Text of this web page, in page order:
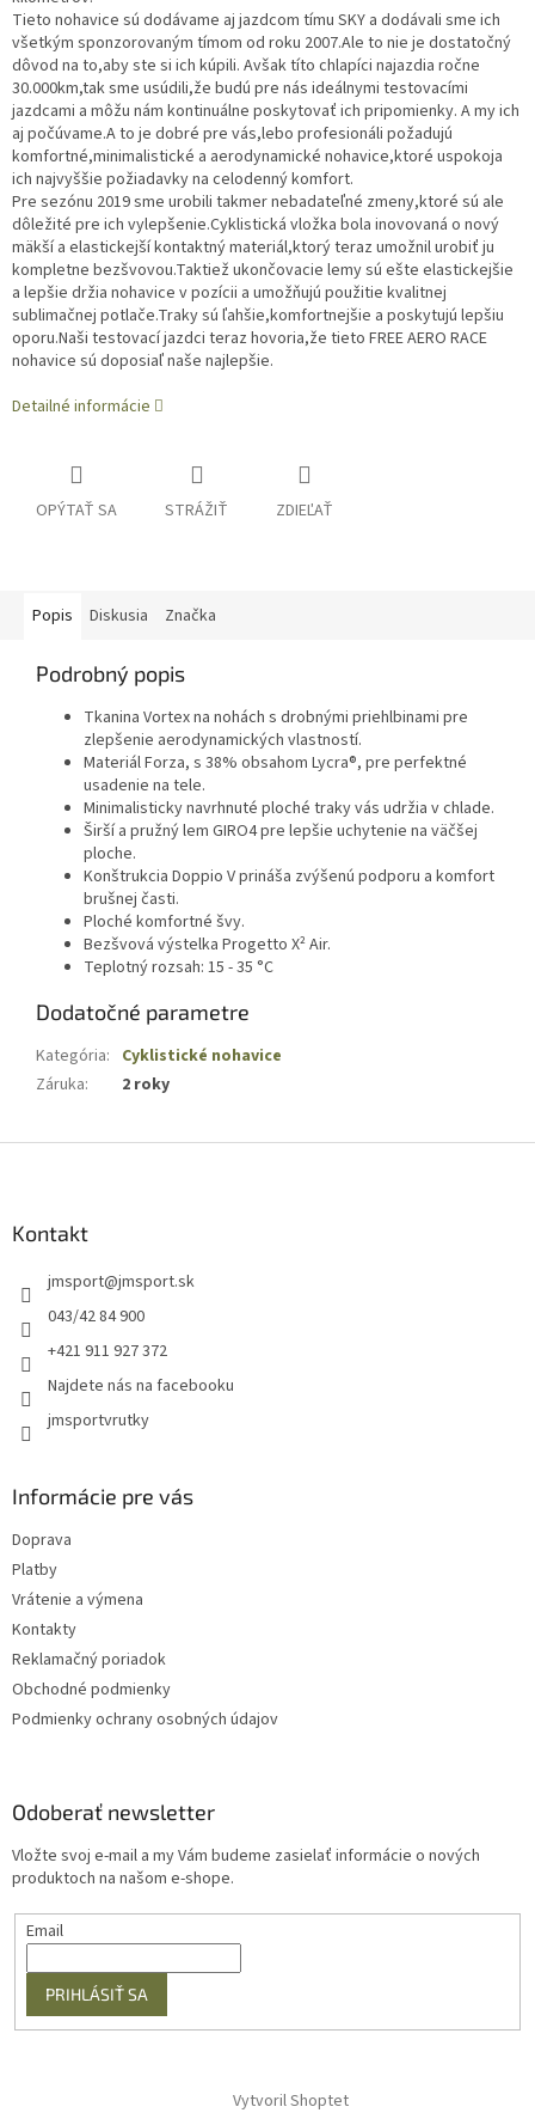
Tieto nohavice sú dodávame aj jazdcom tímu SKY a dodávali sme ich
všetkým sponzorovaným tímom od roku 2007.Ale to nie je dostatočný
dôvod na to,aby ste si ich kúpili. Avšak títo chlapíci najazdia ročne
30.000km,tak sme usúdili,že budú pre nás ideálnymi testovacími
jazdcami a môžu nám kontinuálne poskytovať ich pripomienky. A my ich
aj počúvame.A to je dobré pre vás,lebo profesionáli požadujú
komfortné,minimalistické a aerodynamické nohavice,ktoré uspokoja
ich najvyššie požiadavky na celodenný komfort.
Pre sezónu 2019 sme urobili takmer nebadateľné zmeny,ktoré sú ale
dôležité pre ich vylepšenie.Cyklistická vložka bola inovovaná o nový
mäkší a elastickejší kontaktný materiál,ktorý teraz umožnil urobiť ju
kompletne bezšvovou.Taktiež ukončovacie lemy sú ešte elastickejšie
a lepšie držia nohavice v pozícii a umožňujú použitie kvalitnej
sublimačnej potlače.Traky sú ľahšie,komfortnejšie a poskytujú lepšiu
oporu.Naši testovací jazdci teraz hovoria,že tieto FREE AERO RACE
nohavice sú doposiaľ naše najlepšie.
Detailné informácie
OPÝTAŤ SA STRÁŽIŤ ZDIEĽAŤ
Popis Diskusia Značka
Podrobný popis
Tkanina Vortex na nohách s drobnými priehlbinami pre
zlepšenie aerodynamických vlastností.
Materiál Forza, s 38% obsahom Lycra®, pre perfektné
usadenie na tele.
Minimalisticky navrhnuté ploché traky vás udržia v chlade.
Širší a pružný lem GIRO4 pre lepšie uchytenie na väčšej
ploche.
Konštrukcia Doppio V prináša zvýšenú podporu a komfort
brušnej časti.
Ploché komfortné švy.
Bezšvová výstelka Progetto X² Air.
Teplotný rozsah: 15 - 35 °C
Dodatočné parametre
Kategória: Cyklistické nohavice
Záruka: 2 roky
Kontakt
jmsport@jmsport.sk
043/42 84 900
+421 911 927 372
Najdete nás na facebooku
jmsportvrutky
Informácie pre vás
Doprava
Platby
Vrátenie a výmena
Kontakty
Reklamačný poriadok
Obchodné podmienky
Podmienky ochrany osobných údajov
Odoberať newsletter
Vložte svoj e-mail a my Vám budeme zasielať informácie o nových
produktoch na našom e-shope.
Email
PRIHLÁSIŤ SA
Vytvoril Shoptet